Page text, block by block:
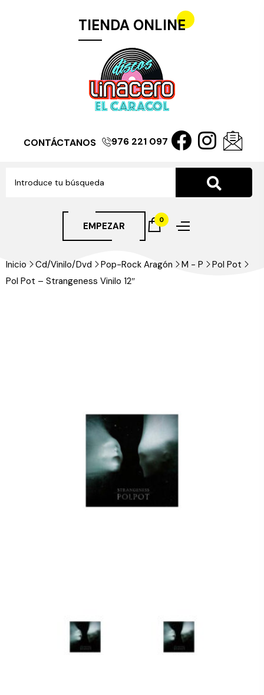
TIENDA ONLINE
CONTÁCTANOS 976 221 097
EMPEZAR
0
Inicio Cd/Vinilo/Dvd Pop-Rock Aragón M - P
Pol Pot
Pol Pot – Strangeness Vinilo 12″